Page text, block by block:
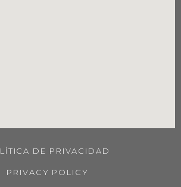
DE PRIVACIDAD
PRIVACY POLICY